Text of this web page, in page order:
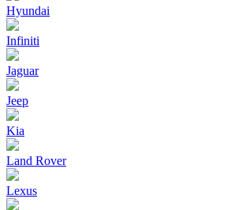
Hyundai
Infiniti
Jaguar
Jeep
Kia
Land Rover
Lexus